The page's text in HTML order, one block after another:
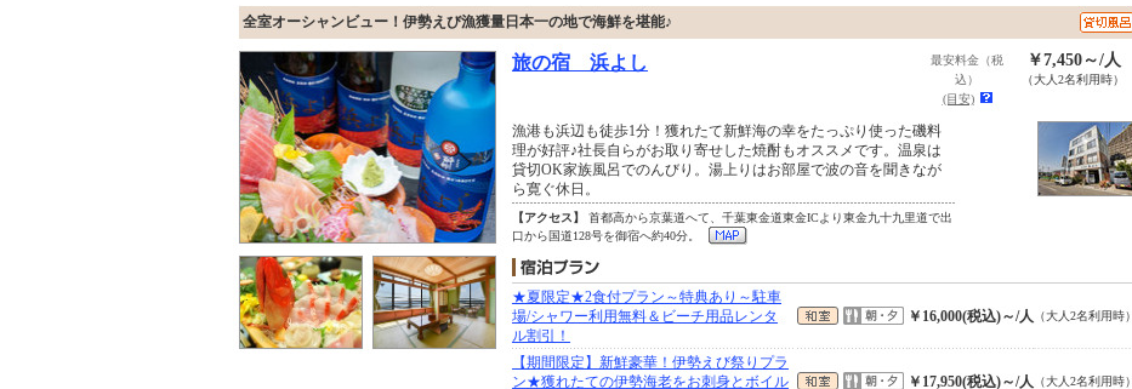
全室オーシャンビュー！伊勢えび漁獲量日本一の地で海鮮を堪能♪
旅の宿 浜よし
最安料金（税
込）
(目安)
￥7,450～/人
（大人2名利用時）
漁港も浜辺も徒歩1分！獲れたて新鮮海の幸をたっぷり使った磯料
理が好評♪社長自らがお取り寄せした焼酎もオススメです。温泉は
貸切OK家族風呂でのんびり。湯上りはお部屋で波の音を聞きなが
ら寛ぐ休日。
【アクセス】
首都高から京葉道へて、千葉東金道東金ICより東金九十九里道で出
口から国道128号を御宿へ約40分。
★夏限定★2食付プラン～特典あり～駐車
場/シャワー利用無料＆ビーチ用品レンタ
ル割引！
￥16,000(税込)～/人 （大人2名利用時）
【期間限定】新鮮豪華！伊勢えび祭りプラ
ン★獲れたての伊勢海老をお刺身とボイル
￥17,950(税込)～/人 （大人2名利用時）